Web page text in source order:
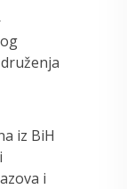
iz BiH
i